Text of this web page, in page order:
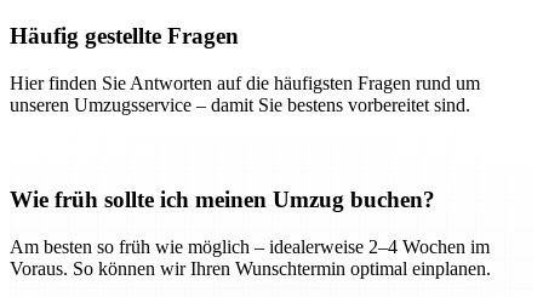
Häufig gestellte Fragen
Hier finden Sie Antworten auf die häufigsten Fragen rund um
unseren Umzugsservice – damit Sie bestens vorbereitet sind.
Wie früh sollte ich meinen Umzug buchen?
Am besten so früh wie möglich – idealerweise 2–4 Wochen im
Voraus. So können wir Ihren Wunschtermin optimal einplanen.